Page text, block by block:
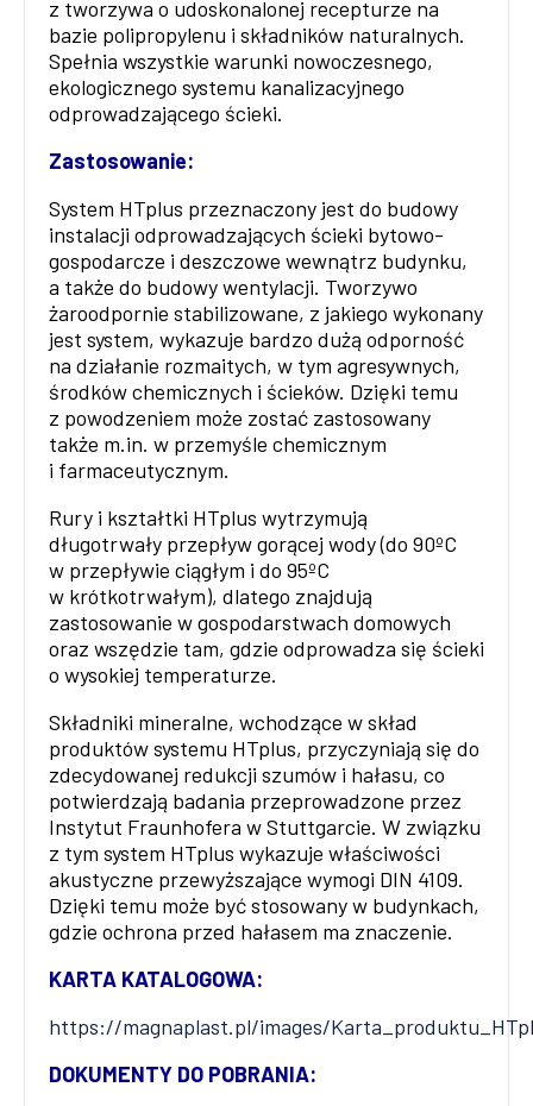
z tworzywa o udoskonalonej recepturze na
bazie polipropylenu i składników naturalnych.
Spełnia wszystkie warunki nowoczesnego,
ekologicznego systemu kanalizacyjnego
odprowadzającego ścieki.
Zastosowanie:
System HTplus przeznaczony jest do budowy
instalacji odprowadzających ścieki bytowo-
gospodarcze i deszczowe wewnątrz budynku,
a także do budowy wentylacji. Tworzywo
żaroodpornie stabilizowane, z jakiego wykonany
jest system, wykazuje bardzo dużą odporność
na działanie rozmaitych, w tym agresywnych,
środków chemicznych i ścieków. Dzięki temu
z powodzeniem może zostać zastosowany
także m.in. w przemyśle chemicznym
i farmaceutycznym.
Rury i kształtki HTplus wytrzymują
długotrwały przepływ gorącej wody (do 90ºC
w przepływie ciągłym i do 95ºC
w krótkotrwałym), dlatego znajdują
zastosowanie w gospodarstwach domowych
oraz wszędzie tam, gdzie odprowadza się ścieki
o wysokiej temperaturze.
Składniki mineralne, wchodzące w skład
produktów systemu HTplus, przyczyniają się do
zdecydowanej redukcji szumów i hałasu, co
potwierdzają badania przeprowadzone przez
Instytut Fraunhofera w Stuttgarcie. W związku
z tym system HTplus wykazuje właściwości
akustyczne przewyższające wymogi DIN 4109.
Dzięki temu może być stosowany w budynkach,
gdzie ochrona przed hałasem ma znaczenie.
KARTA KATALOGOWA:
https://magnaplast.pl/images/
DOKUMENTY DO POBRANIA: